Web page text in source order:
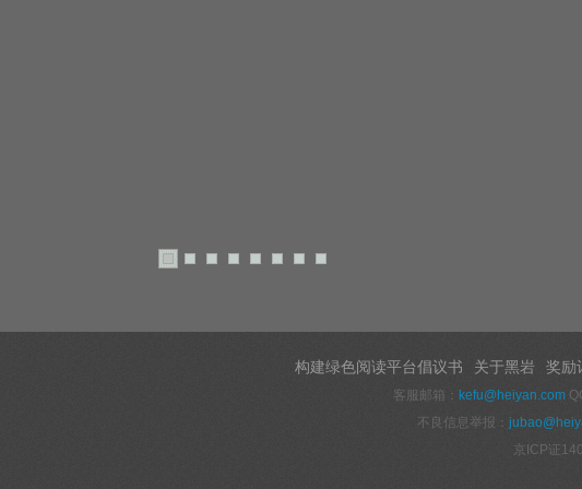
构建绿色阅读平台倡议书 关于黑岩 奖励
客服邮箱： kefu@heiyan.com
不良信息举报：
京ICP证